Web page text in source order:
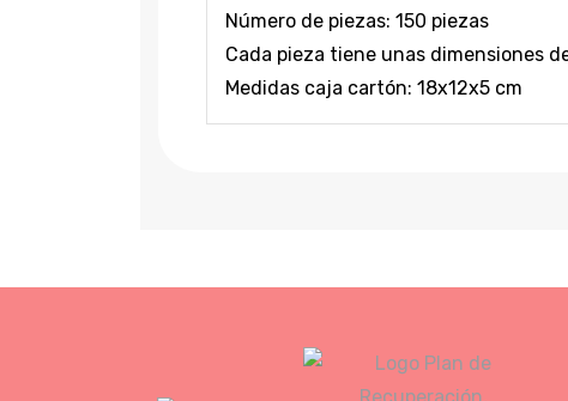
Número de piezas: 150 piezas
Cada pieza tiene unas dimensiones
Medidas caja cartón: 18x12x5 cm